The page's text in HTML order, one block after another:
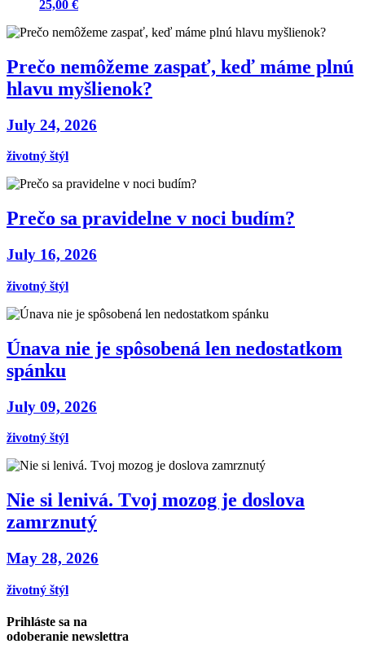
25,00 €
Prečo nemôžeme zaspať, keď máme plnú
hlavu myšlienok?
July 24, 2026
životný štýl
Prečo sa pravidelne v noci budím?
July 16, 2026
životný štýl
Únava nie je spôsobená len nedostatkom
spánku
July 09, 2026
životný štýl
Nie si lenivá. Tvoj mozog je doslova
zamrznutý
May 28, 2026
životný štýl
Prihláste sa na
odoberanie newslettra